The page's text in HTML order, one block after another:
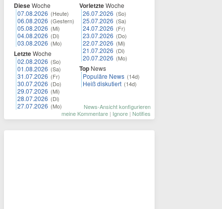
DieseWoche
07.08.2026 (Heute)
06.08.2026 (Gestern)
05.08.2026 (Mi)
04.08.2026 (Di)
03.08.2026 (Mo)
LetzteWoche
02.08.2026 (So)
01.08.2026 (Sa)
31.07.2026 (Fr)
30.07.2026 (Do)
29.07.2026 (Mi)
28.07.2026 (Di)
27.07.2026 (Mo)
VorletzteWoche
26.07.2026 (So)
25.07.2026 (Sa)
24.07.2026 (Fr)
23.07.2026 (Do)
22.07.2026 (Mi)
21.07.2026 (Di)
20.07.2026 (Mo)
Top News
Populäre News (14d)
Heiß diskutiert (14d)
News-Ansicht konfigurieren
meine Kommentare | Ignore | Notifies